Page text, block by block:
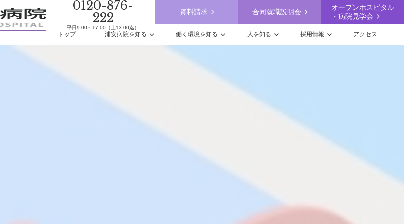
0120-876-
222
平日9:00～17:00（土13:00迄）
資料請求 合同就職説明会
オープンホスピタル
・病院見学会
トップ 浦安病院を知る 働く環境を知る 人を知る 採用情報 アクセス